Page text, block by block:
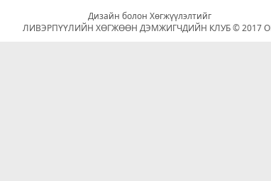
Дизайн болон Хөгжүүлэлтийг
ЛИВЭРПҮҮЛИЙН ХӨГЖӨӨН ДЭМЖИГЧДИЙН КЛУБ © 2017